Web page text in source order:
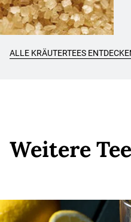
ALLE KRÄUTERTEES
Weitere